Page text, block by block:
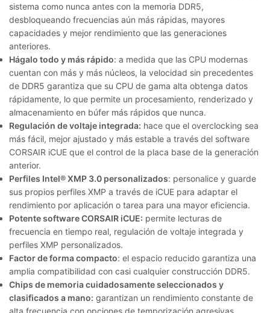
sistema como nunca antes con la memoria DDR5,
desbloqueando frecuencias aún más rápidas, mayores
capacidades y mejor rendimiento que las generaciones
anteriores.
Hágalo todo y más rápido: a medida que las CPU modernas
cuentan con más y más núcleos, la velocidad sin precedentes
de DDR5 garantiza que su CPU de gama alta obtenga datos
rápidamente, lo que permite un procesamiento, renderizado y
almacenamiento en búfer más rápidos que nunca.
Regulación de voltaje integrada: hace que el overclocking sea
más fácil, mejor ajustado y más estable a través del software
CORSAIR iCUE que el control de la placa base de la generación
anterior.
Perfiles Intel® XMP 3.0 personalizados: personalice y guarde
sus propios perfiles XMP a través de iCUE para adaptar el
rendimiento por aplicación o tarea para una mayor eficiencia.
Potente software CORSAIR iCUE: permite lecturas de
frecuencia en tiempo real, regulación de voltaje integrada y
perfiles XMP personalizados.
Factor de forma compacto: el espacio reducido garantiza una
amplia compatibilidad con casi cualquier construcción DDR5.
Chips de memoria cuidadosamente seleccionados y
clasificados a mano: garantizan un rendimiento constante de
alta frecuencia con opciones de temporización agresivas.